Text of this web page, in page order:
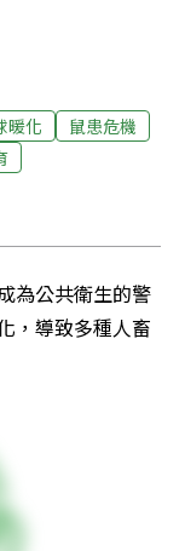
暖化
鼠患危機
為公共衛生的警
，導致多種人畜